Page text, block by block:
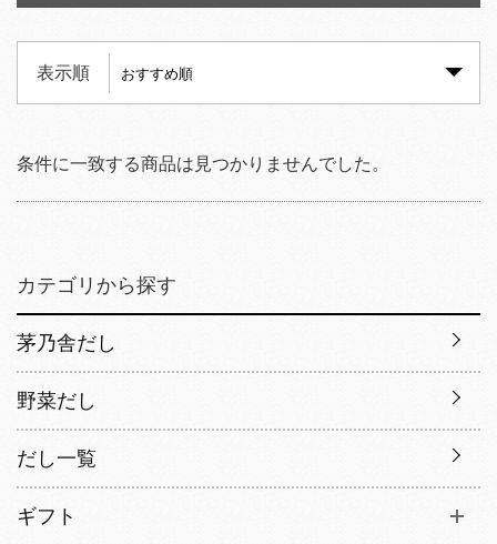
表示順
条件に一致する商品は見つかりませんでした。
カテゴリから探す
茅乃舎だし
野菜だし
だし一覧
ギフト